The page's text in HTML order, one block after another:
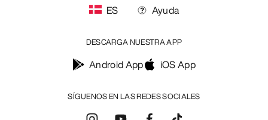
SÍGUENOS EN LAS REDES SOCIALES
ES Ayuda
DESCARGA NUESTRA APP
Android App iOS App